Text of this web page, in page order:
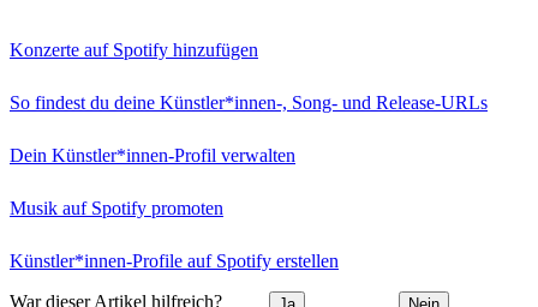
Konzerte auf Spotify hinzufügen
So findest du deine Künstler*innen-, Song- und Release-URLs
Dein Künstler*innen-Profil verwalten
Musik auf Spotify promoten
Künstler*innen-Profile auf Spotify erstellen
War dieser Artikel hilfreich?